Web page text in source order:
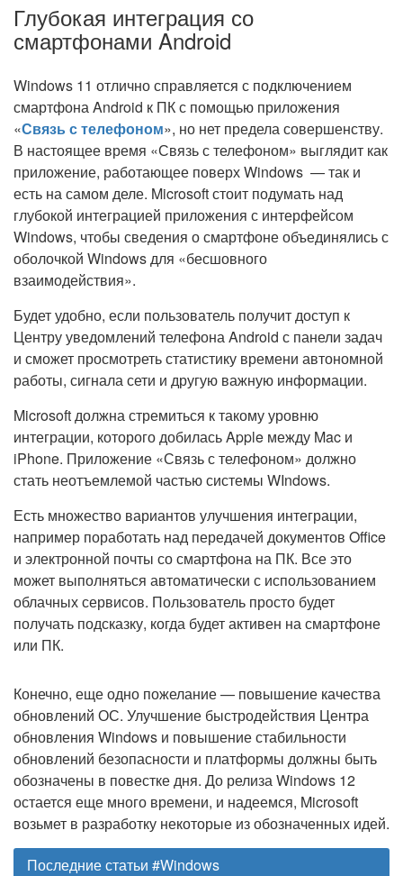
Глубокая интеграция со
смартфонами Android
Windows 11 отлично справляется с подключением
смартфона Android к ПК с помощью приложения
«Связь с телефоном», но нет предела совершенству.
В настоящее время «Связь с телефоном» выглядит как
приложение, работающее поверх Windows — так и
есть на самом деле. Microsoft стоит подумать над
глубокой интеграцией приложения с интерфейсом
Windows, чтобы сведения о смартфоне объединялись с
оболочкой Windows для «бесшовного
взаимодействия».
Будет удобно, если пользователь получит доступ к
Центру уведомлений телефона Android с панели задач
и сможет просмотреть статистику времени автономной
работы, сигнала сети и другую важную информации.
Microsoft должна стремиться к такому уровню
интеграции, которого добилась Apple между Mac и
iPhone. Приложение «Связь с телефоном» должно
стать неотъемлемой частью системы WIndows.
Есть множество вариантов улучшения интеграции,
например поработать над передачей документов Office
и электронной почты со смартфона на ПК. Все это
может выполняться автоматически с использованием
облачных сервисов. Пользователь просто будет
получать подсказку, когда будет активен на смартфоне
или ПК.
Конечно, еще одно пожелание — повышение качества
обновлений ОС. Улучшение быстродействия Центра
обновления Windows и повышение стабильности
обновлений безопасности и платформы должны быть
обозначены в повестке дня. До релиза Windows 12
остается еще много времени, и надеемся, Microsoft
возьмет в разработку некоторые из обозначенных идей.
Последние статьи #Windows